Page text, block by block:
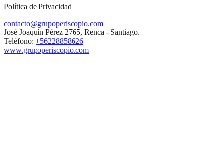
Política de Privacidad
contacto@grupoperiscopio.com
José Joaquín Pérez 2765, Renca - Santiago.
Teléfono: +56228858626
www.grupoperiscopio.com